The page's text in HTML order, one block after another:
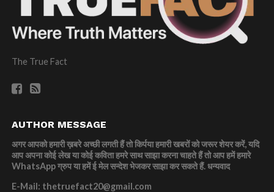
The True Fact
AUTHOR MESSAGE
अगर आपको हमारी ख़बरे अच्छी लगती हैं तो किर्पया हमारी खबरों को जरूर शेयर करें, यदि
आप अपना कोई लेख या कोई कविता हमरे साथ साझा करना चाहते हैं तो आप हमें हमारे
WhatsApp ग्रुप या हमें ई मेल सन्देश भेजकर साझा कर सकते हैं.धन्यवाद
E-Mail: thetruefact20@gmail.com